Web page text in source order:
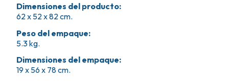
Dimensiones del producto:
62 x 52 x 82 cm.
Peso del empaque:
5.3 kg.
Dimensiones del empaque:
19 x 56 x 78 cm.